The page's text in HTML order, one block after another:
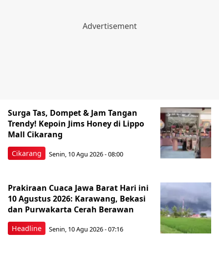
Cikarang
Surga Tas, Dompet & Jam Tangan
Trendy! Kepoin Jims Honey di Lippo
Mall Cikarang
Senin, 10 Agu 2026 - 08:00
Headline
Prakiraan Cuaca Jawa Barat Hari ini
10 Agustus 2026: Karawang, Bekasi
dan Purwakarta Cerah Berawan
Senin, 10 Agu 2026 - 07:16